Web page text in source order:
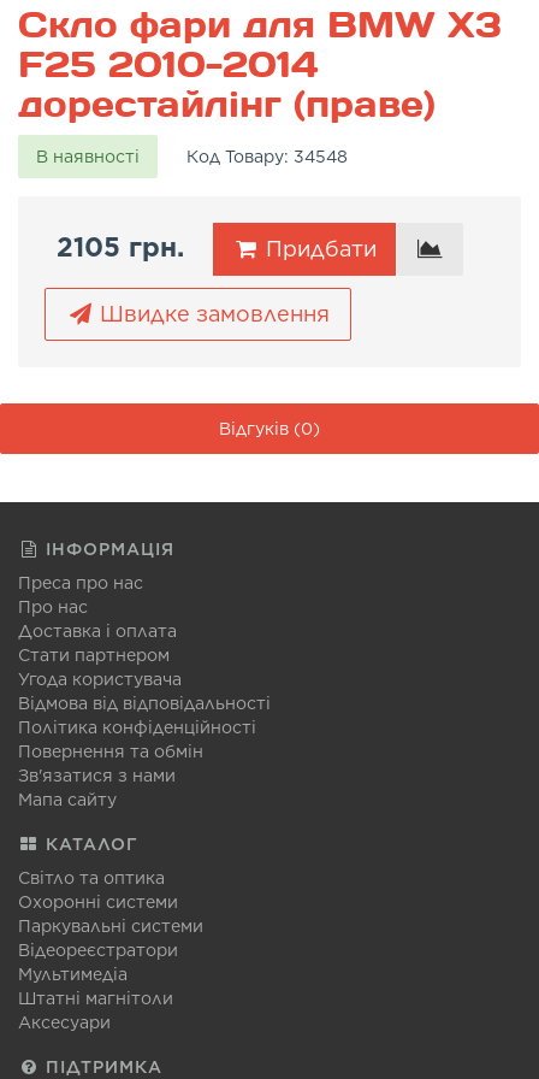
Скло фари для BMW X3
F25 2010-2014
дорестайлінг (праве)
В наявності Код Товару: 34548
2105 грн. Придбати
Швидке замовлення
Відгуків (0)
ІНФОРМАЦІЯ
Преса про нас
Про нас
Доставка і оплата
Стати партнером
Угода користувача
Відмова від відповідальності
Політика конфіденційності
Повернення та обмін
Зв'язатися з нами
Мапа сайту
КАТАЛОГ
Світло та оптика
Охоронні системи
Паркувальні системи
Відеореєстратори
Мультимедіа
Штатні магнітоли
Аксесуари
ПІДТРИМКА